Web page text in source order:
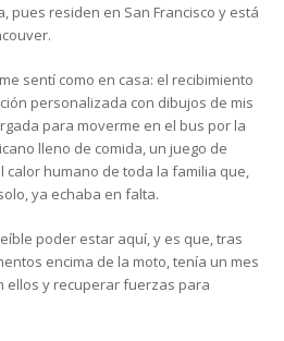
pues residen en San Francisco y está
sentí como en casa: el recibimiento
personalizada con dibujos de mis
para moverme en el bus por la
lleno de comida, un juego de
humano de toda la familia que,
ya echaba en falta.
poder estar aquí, y es que, tras
encima de la moto, tenía un mes
ellos y recuperar fuerzas para